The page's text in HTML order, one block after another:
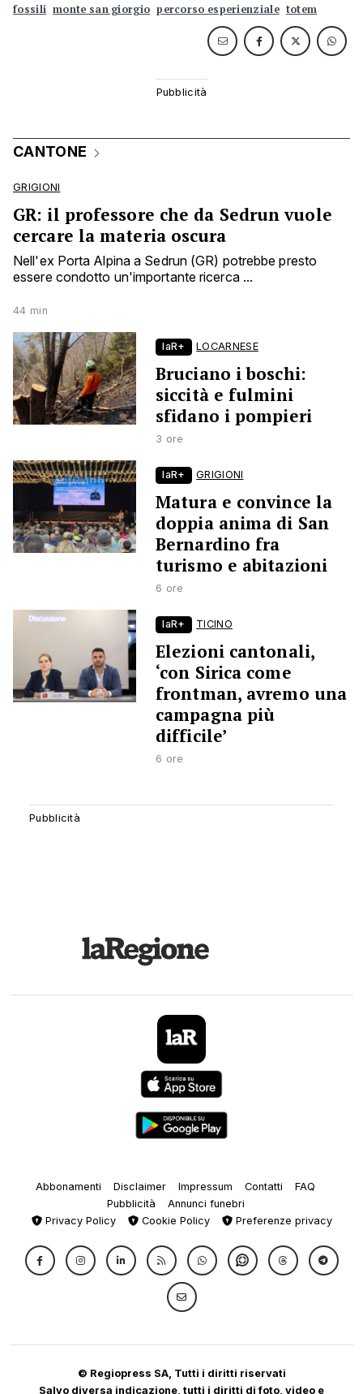
fossili monte san giorgio percorso esperienziale totem
CANTONE
GRIGIONI
GR: il professore che da Sedrun vuole
cercare la materia oscura
Nell'ex Porta Alpina a Sedrun (GR) potrebbe presto
essere condotto un'importante ricerca ...
44 min
laR+ LOCARNESE
Bruciano i boschi:
siccità e fulmini
sfidano i pompieri
3 ore
laR+ GRIGIONI
Matura e convince la
doppia anima di San
Bernardino fra
turismo e abitazioni
6 ore
laR+ TICINO
Elezioni cantonali,
‘con Sirica come
frontman, avremo una
campagna più
difficile’
6 ore
Abbonamenti Disclaimer Impressum Contatti
FAQ
Pubblicità
Annunci funebri
Privacy Policy
Cookie Policy Preferenze privacy
© Regiopress SA, Tutti i diritti riservati
Salvo diversa indicazione, tutti i diritti di foto, video e